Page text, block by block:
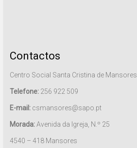
Contactos
Centro Social Santa Cristina de Mansores
Telefone:256 922 509
E-mail:csmansores@sapo.pt
Morada:Avenida da Igreja, N.º 25
4540 – 418 Mansores